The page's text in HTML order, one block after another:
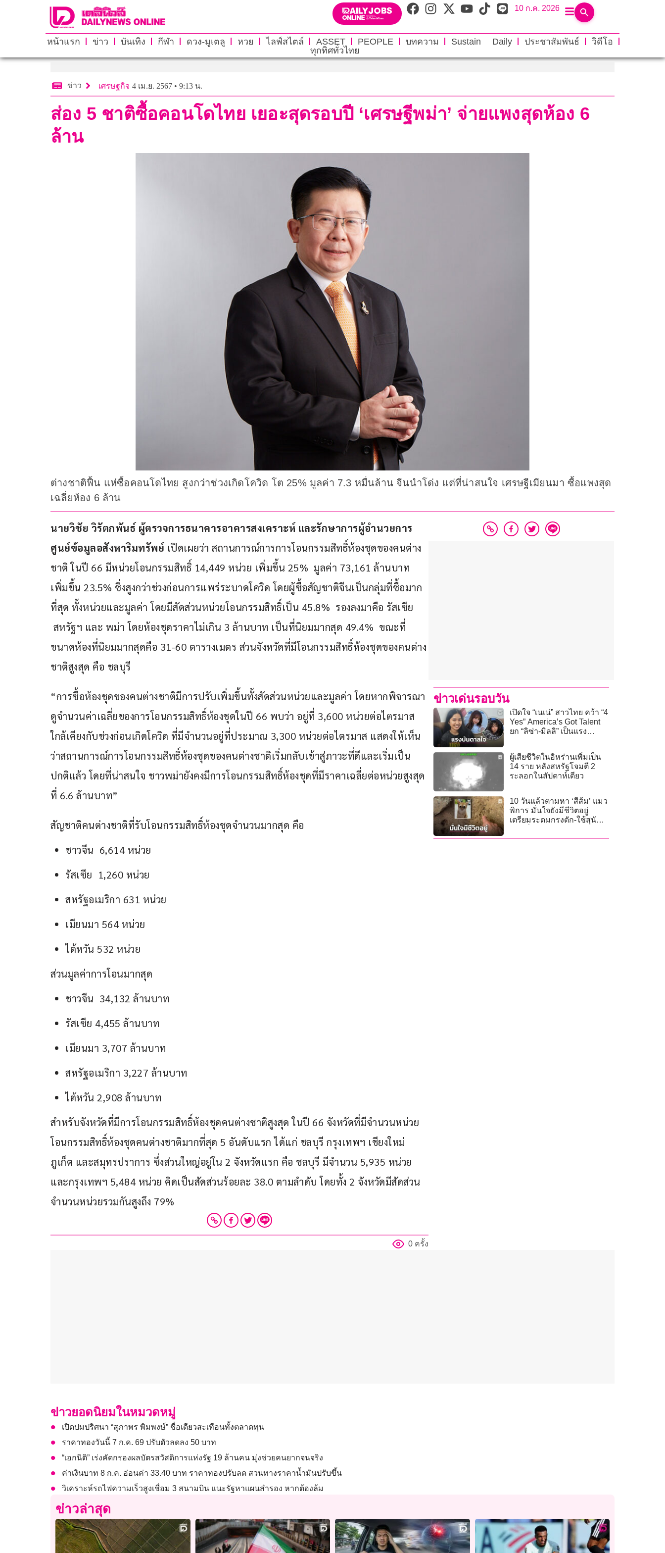
10 ก.ค. 2026
หน้าแรก ข่าว บันเทิง กีฬา ดวง-มูเตลู หวย ไลฟ์สไตล์ ASSET PEOPLE บทความ Sustain Daily ประชาสัมพันธ์
วิดีโอ
ทุกทิศทั่วไทย
ข่าว เศรษฐกิจ 4 เม.ย. 2567 • 9:13 น.
ส่อง 5 ชาติซื้อคอนโดไทย เยอะสุดรอบปี ‘เศรษฐีพม่า’ จ่ายแพงสุดห้อง 6
ล้าน
ต่างชาติฟื้น แห่ซื้อคอนโดไทย สูงกว่าช่วงเกิดโควิด โต 25% มูลค่า 7.3 หมื่นล้าน จีนนำโด่ง แต่ที่น่าสนใจ เศรษฐีเมียนมา ซื้อแพงสุด
เฉลี่ยห้อง 6 ล้าน
นายวิชัย วิรัตกพันธ์ ผู้ตรวจการธนาคารอาคารสงเคราะห์ และรักษาการผู้อำนวยการ
ศูนย์ข้อมูลอสังหาริมทรัพย์ เปิดเผยว่า สถานการณ์การการโอนกรรมสิทธิ์ห้องชุดของคนต่าง
ชาติ ในปี 66 มีหน่วยโอนกรรมสิทธิ์ 14,449 หน่วย เพิ่มขึ้น 25%  มูลค่า 73,161 ล้านบาท
เพิ่มขึ้น 23.5% ซึ่งสูงกว่าช่วงก่อนการแพร่ระบาดโควิด โดยผู้ซื้อสัญชาติจีนเป็นกลุ่มที่ซื้อมาก
ที่สุด ทั้งหน่วยและมูลค่า โดยมีสัดส่วนหน่วยโอนกรรมสิทธิ์เป็น 45.8%  รองลงมาคือ รัสเซีย
สหรัฐฯ และ พม่า โดยห้องชุดราคาไม่เกิน 3 ล้านบาท เป็นที่นิยมมากสุด 49.4%  ขณะที่
ขนาดห้องที่นิยมมากสุดคือ 31-60 ตารางเมตร ส่วนจังหวัดที่มีโอนกรรมสิทธิ์ห้องชุดของคนต่าง
ชาติสูงสุด คือ ชลบุรี
“การซื้อห้องชุดของคนต่างชาติมีการปรับเพิ่มขึ้นทั้งสัดส่วนหน่วยและมูลค่า โดยหากพิจารณา
ดูจำนวนค่าเฉลี่ยของการโอนกรรมสิทธิ์ห้องชุดในปี 66 พบว่า อยู่ที่ 3,600 หน่วยต่อไตรมาส
ใกล้เคียงกับช่วงก่อนเกิดโควิด ที่มีจำนวนอยู่ที่ประมาณ 3,300 หน่วยต่อไตรมาส แสดงให้เห็น
ว่าสถานการณ์การโอนกรรมสิทธิ์ห้องชุดของคนต่างชาติเริ่มกลับเข้าสู่ภาวะที่ดีและเริ่มเป็น
ปกติแล้ว โดยที่น่าสนใจ ชาวพม่ายังคงมีการโอนกรรมสิทธิ์ห้องชุดที่มีราคาเฉลี่ยต่อหน่วยสูงสุด
ที่ 6.6 ล้านบาท”
สัญชาติคนต่างชาติที่รับโอนกรรมสิทธิ์ห้องชุดจำนวนมากสุด คือ
ชาวจีน 6,614 หน่วย
รัสเซีย 1,260 หน่วย
สหรัฐอเมริกา 631 หน่วย
เมียนมา 564 หน่วย
ไต้หวัน 532 หน่วย
ส่วนมูลค่าการโอนมากสุด
ชาวจีน 34,132 ล้านบาท
รัสเซีย 4,455 ล้านบาท
เมียนมา 3,707 ล้านบาท
สหรัฐอเมริกา 3,227 ล้านบาท
ไต้หวัน 2,908 ล้านบาท
สำหรับจังหวัดที่มีการโอนกรรมสิทธิ์ห้องชุดคนต่างชาติสูงสุด ในปี 66 จังหวัดที่มีจำนวนหน่วย
โอนกรรมสิทธิ์ห้องชุดคนต่างชาติมากที่สุด 5 อันดับแรก ได้แก่ ชลบุรี กรุงเทพฯ เชียงใหม่
ภูเก็ต และสมุทรปราการ ซึ่งส่วนใหญ่อยู่ใน 2 จังหวัดแรก คือ ชลบุรี มีจำนวน 5,935 หน่วย
และกรุงเทพฯ 5,484 หน่วย คิดเป็นสัดส่วนร้อยละ 38.0 ตามลำดับ โดยทั้ง 2 จังหวัดมีสัดส่วน
จำนวนหน่วยรวมกันสูงถึง 79%
0 ครั้ง
ข่าวเด่นรอบวัน
เปิดใจ “เนเน่” สาวไทย คว้า “4
Yes” America’s Got Talent
ยก “ลิซ่า-มิลลิ” เป็นแรง
ผู้เสียชีวิตในอิหร่านเพิ่มเป็น
14 ราย หลังสหรัฐโจมตี 2
ระลอกในสัปดาห์เดียว
10 วันแล้วตามหา ‘สีส้ม’ แมว
พิการ มั่นใจยังมีชีวิตอยู่
เตรียมระดมกรงดัก-ใช้สุนัข
ข่าวยอดนิยมในหมวดหมู่
เปิดปมปริศนา “สุภาพร พิมพงษ์” ชื่อเดียวสะเทือนทั้งตลาดทุน
ราคาทองวันนี้ 7 ก.ค. 69 ปรับตัวลดลง 50 บาท
“เอกนิติ” เร่งคัดกรองผลบัตรสวัสดิการแห่งรัฐ 19 ล้านคน มุ่งช่วยคนยากจนจริง
ค่าเงินบาท 8 ก.ค. อ่อนค่า 33.40 บาท ราคาทองปรับลด สวนทางราคาน้ำมันปรับขึ้น
วิเคราะห์รถไฟความเร็วสูงเชื่อม 3 สนามบิน แนะรัฐหาแผนสำรอง หากต้องล้ม
ข่าวล่าสุด